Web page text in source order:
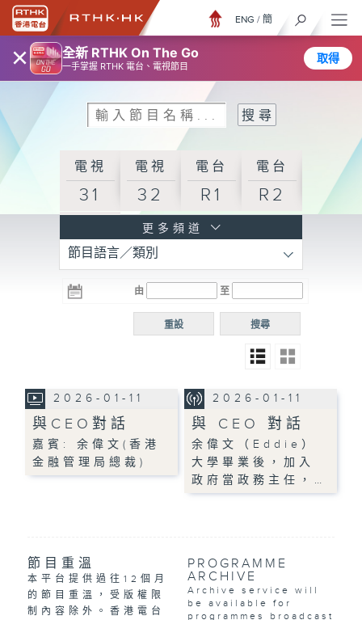
× 全新 RTHK On The Go
一手掌握 RTHK 電台、電視節目
取得
ENG / 簡
電視
31
電視
32
電台
R1
電台
R2
R3
電台 電台
R5
電台
普通
更多頻道
節目語言／類別
由 至
搜尋
重設
2026-01-11
與CEO對話
嘉賓: 余偉文(香港
金融管理局總裁)
2026-01-11
與 CEO 對話
余偉文（Eddie）
大學畢業後，加入
政府當政務主任，…
節目重溫
本平台提供過往12個月
的節目重溫，受版權限
制內容除外。香港電台
PROGRAMME
ARCHIVE
Archive service will
be available for
programmes broadcast